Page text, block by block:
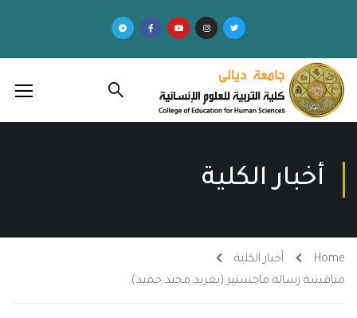
أخبار الكلية
Home
أخبار الكلية
مناقشة رسالة ماجستير (تغريد مجيد حميد)